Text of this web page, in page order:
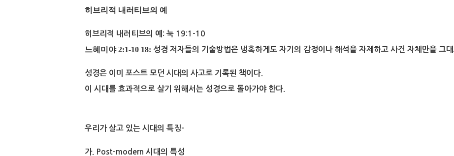
히브리적 내러티브의 예
히브리적 내러티브의 예: 눅 19:1-10
느혜미야 2:1-10 18: 성경 저자들의 기술방법은 냉혹하게도 자기의 감정이나 해석을 자제하고 사건 자체만을 그
성경은 이미 포스트 모던 시대의 사고로 기록된 책이다.
이 시대를 효과적으로 살기 위해서는 성경으로 돌아가야 한다.
우리가 살고 있는 시대의 특징-
가. Post-modern 시대의 특성